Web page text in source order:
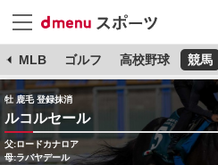
MLB ゴルフ 高校野球 競馬
牡 鹿毛 登録抹消
ルコルセール
父:ロードカナロア
母:ラバヤデール